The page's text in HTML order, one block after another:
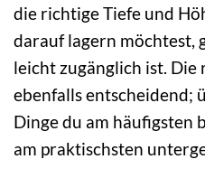
die richtige Tiefe und
darauf lagern möchtest,
leicht zugänglich ist.
ebenfalls entscheidend;
Dinge du am häufigsten
am praktischsten